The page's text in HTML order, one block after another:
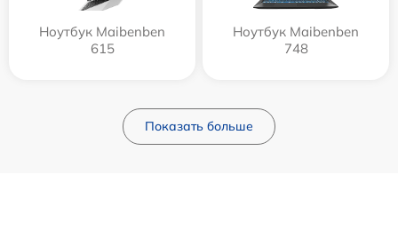
Ноутбук Maibenben
615
Ноутбук Maibenben
748
Показать больше